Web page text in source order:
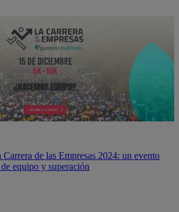
de las Empresas 2024: un evento
equipo y superación